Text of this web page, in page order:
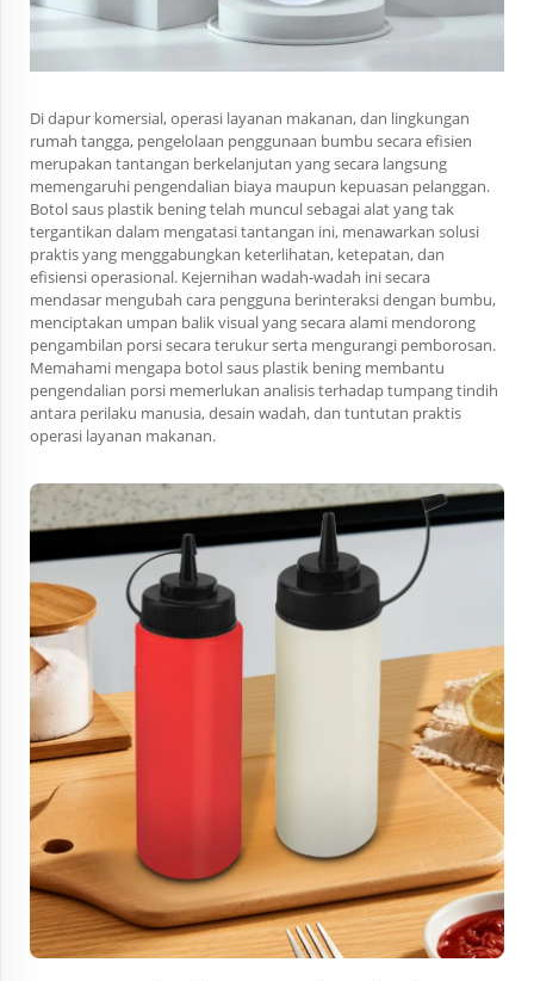
Di dapur komersial, operasi layanan makanan, dan lingkungan
rumah tangga, pengelolaan penggunaan bumbu secara efisien
merupakan tantangan berkelanjutan yang secara langsung
memengaruhi pengendalian biaya maupun kepuasan pelanggan.
Botol saus plastik bening telah muncul sebagai alat yang tak
tergantikan dalam mengatasi tantangan ini, menawarkan solusi
praktis yang menggabungkan keterlihatan, ketepatan, dan
efisiensi operasional. Kejernihan wadah-wadah ini secara
mendasar mengubah cara pengguna berinteraksi dengan bumbu,
menciptakan umpan balik visual yang secara alami mendorong
pengambilan porsi secara terukur serta mengurangi pemborosan.
Memahami mengapa botol saus plastik bening membantu
pengendalian porsi memerlukan analisis terhadap tumpang tindih
antara perilaku manusia, desain wadah, dan tuntutan praktis
operasi layanan makanan.